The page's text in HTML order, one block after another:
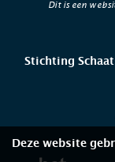
Dit is een
Stichting
Deze website